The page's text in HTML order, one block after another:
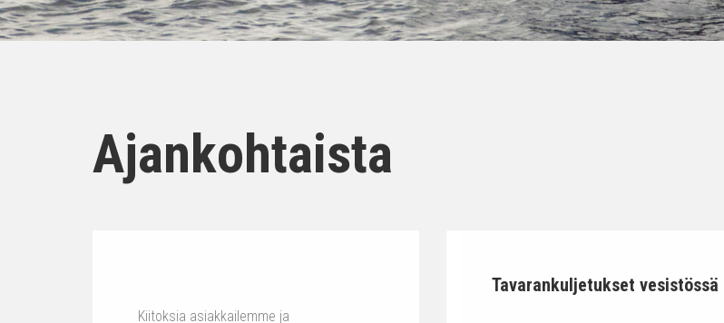
Ajankohtaista
Kiitoksia asiakkailemme ja
Tavarankuljetukset vesistössä